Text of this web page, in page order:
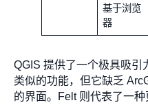
基于浏览
器
QGIS 提供了一个极具吸引
类似的功能，但它缺乏
的界面。Felt 则代表了一